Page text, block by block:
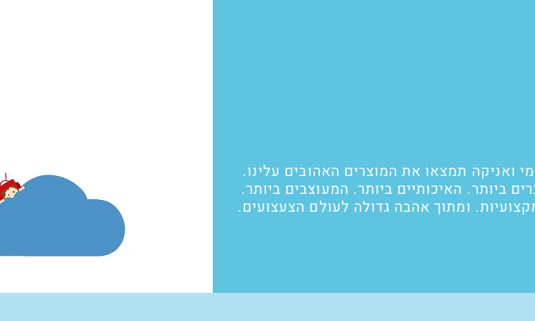
ואניקה תמצאו את המוצרים האהובים עלינו.
ביותר. האיכותיים ביותר. המעוצבים ביותר.
ומתוך אהבה גדולה לעולם הצעצועים.